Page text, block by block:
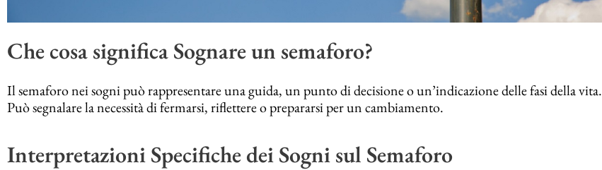
Che cosa significa Sognare un semaforo?
Il semaforo nei sogni può rappresentare una guida, un punto di decisione o un’indicazione delle fasi della vita.
Può segnalare la necessità di fermarsi, riflettere o prepararsi per un cambiamento.
Interpretazioni Specifiche dei Sogni sul Semaforo